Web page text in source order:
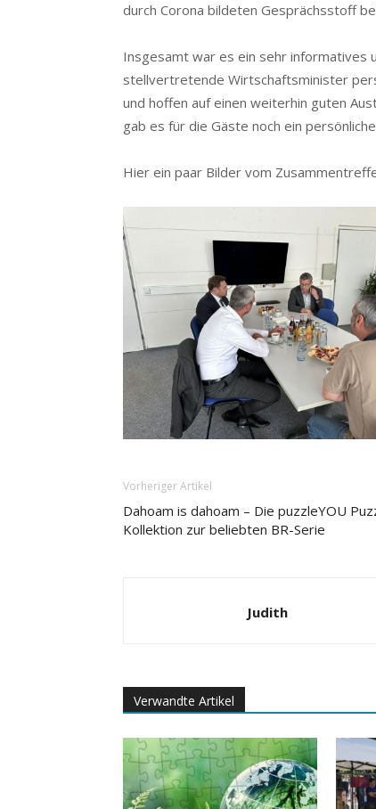
durch Corona bildeten Gesprächsstoff
Insgesamt war es ein sehr informatives
stellvertretende Wirtschaftsminister
und hoffen auf einen weiterhin guten
gab es für die Gäste noch ein
Hier ein paar Bilder vom
Vorheriger Artikel
Dahoam is dahoam – Die puzzleYOU
Kollektion zur beliebten BR-Serie
Judith
Verwandte Artikel